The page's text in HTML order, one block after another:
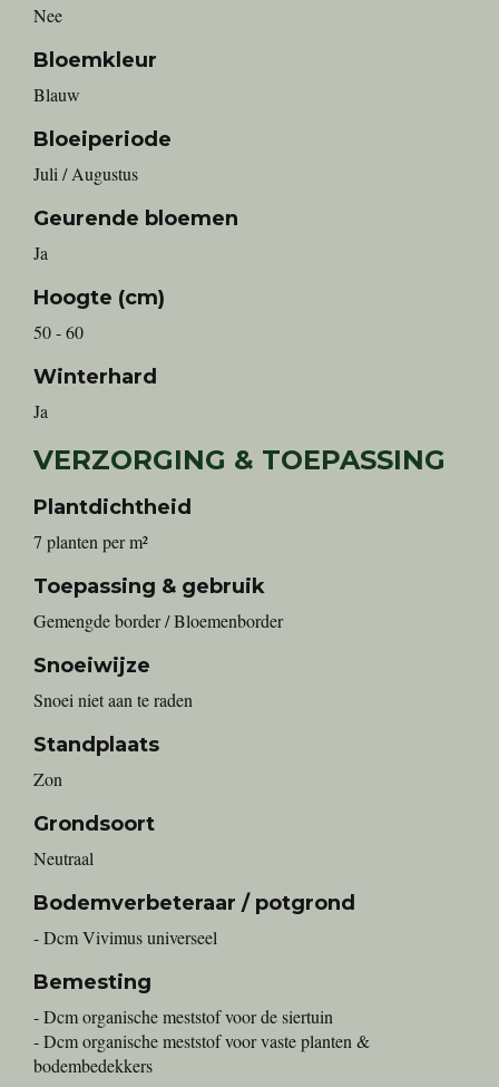
Nee
Bloemkleur
Blauw
Bloeiperiode
Juli / Augustus
Geurende bloemen
Ja
Hoogte (cm)
50 - 60
Winterhard
Ja
VERZORGING & TOEPASSING
Plantdichtheid
7 planten per m²
Toepassing & gebruik
Gemengde border / Bloemenborder
Snoeiwijze
Snoei niet aan te raden
Standplaats
Zon
Grondsoort
Neutraal
Bodemverbeteraar / potgrond
- Dcm Vivimus universeel
Bemesting
- Dcm organische meststof voor de siertuin
- Dcm organische meststof voor vaste planten &
bodembedekkers